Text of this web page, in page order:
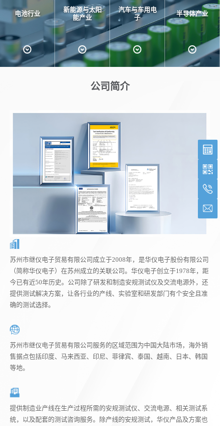
电池行业
新能源与太阳
能产业
汽车与车用电
子
半导体产业
公司简介
苏州市继仪电子贸易有限公司成立于2008年，是华仪电子股份有限公司
（简称华仪电子）在苏州成立的关联公司。华仪电子创立于1978年，距
今已有近50年历史。公司除了研发和制造安规测试仪及交流电源外，还
提供测试解决方案，让各行业的产线、实验室和研发部门有个安全且准
确的测试选择。
苏州市继仪电子贸易有限公司服务的区域范围为中国大陆市场，海外销
售据点包括印度、马来西亚、印尼、菲律宾、泰国、越南、日本、韩国
等地。
提供制造业产线在生产过程所需的安规测试仪、交流电源、相关测试系
统，以及配套的测试咨询服务。除产线的安规测试，华仪产品及方案也